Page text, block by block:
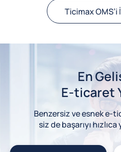
Ticimax
En
E-ticaret
Benzersiz ve esnek e-
siz de başarıyı